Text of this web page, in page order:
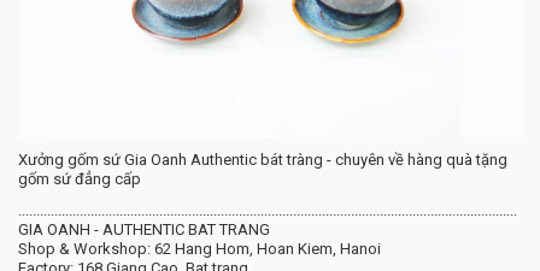
Xưởng gốm sứ Gia Oanh Authentic bát tràng - chuyên về hàng quà tặng
gốm sứ đẳng cấp
GIA OANH - AUTHENTIC BAT TRANG
Shop & Workshop: 62 Hang Hom, Hoan Kiem, Hanoi
Factory: 168 Giang Cao, Bat trang,